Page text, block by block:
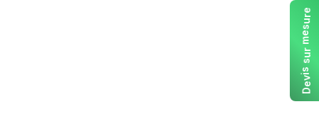
D
e
v
i
s
s
u
r
m
e
s
u
r
e